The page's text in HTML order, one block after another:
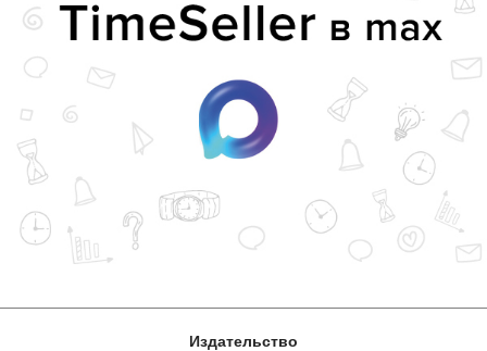
Издательство